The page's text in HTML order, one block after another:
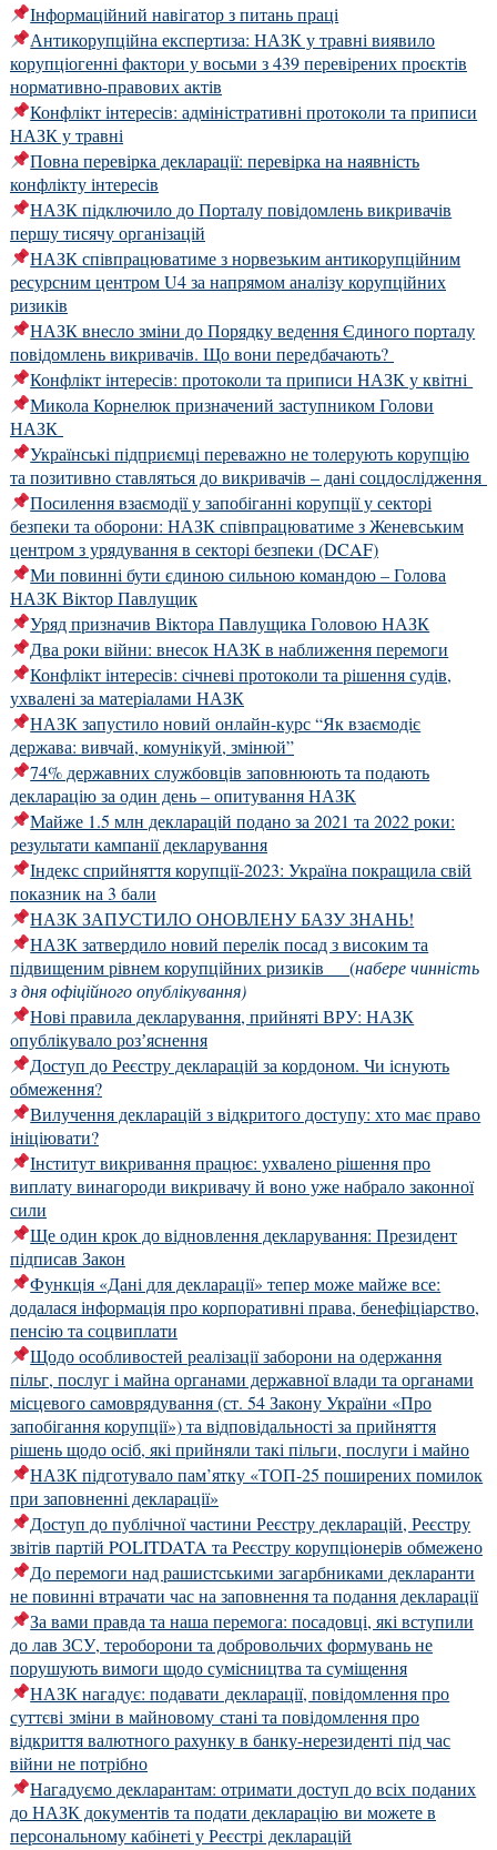
Інформаційний навігатор з питань праці
Антикорупційна експертиза: НАЗК у травні виявило
корупціогенні фактори у восьми з 439 перевірених проєктів
нормативно-правових актів
Конфлікт інтересів: адміністративні протоколи та приписи
НАЗК у травні
Повна перевірка декларації: перевірка на наявність
конфлікту інтересів
НАЗК підключило до Порталу повідомлень викривачів
першу тисячу організацій
НАЗК співпрацюватиме з норвезьким антикорупційним
ресурсним центром U4 за напрямом аналізу корупційних
ризиків
НАЗК внесло зміни до Порядку ведення Єдиного порталу
повідомлень викривачів. Що вони передбачають?
Конфлікт інтересів: протоколи та приписи НАЗК у квітні
Микола Корнелюк призначений заступником Голови
НАЗК
Українські підприємці переважно не толерують корупцію
та позитивно ставляться до викривачів – дані соцдослідження
Посилення взаємодії у запобіганні корупції у секторі
безпеки та оборони: НАЗК співпрацюватиме з Женевським
центром з урядування в секторі безпеки (DCAF)
Ми повинні бути єдиною сильною командою – Голова
НАЗК Віктор Павлущик
Уряд призначив Віктора Павлущика Головою НАЗК
Два роки війни: внесок НАЗК в наближення перемоги
Конфлікт інтересів: січневі протоколи та рішення судів,
ухвалені за матеріалами НАЗК
НАЗК запустило новий онлайн-курс “Як взаємодіє
держава: вивчай, комунікуй, змінюй”
74% державних службовців заповнюють та подають
декларацію за один день – опитування НАЗК
Майже 1.5 млн декларацій подано за 2021 та 2022 роки:
результати кампанії декларування
Індекс сприйняття корупції-2023: Україна покращила свій
показник на 3 бали
НАЗК ЗАПУСТИЛО ОНОВЛЕНУ БАЗУ ЗНАНЬ!
НАЗК затвердило новий перелік посад з високим та
підвищеним рівнем корупційних ризиків (набере чинність
з дня офіційного опублікування)
Нові правила декларування, прийняті ВРУ: НАЗК
опублікувало розʼяснення
Доступ до Реєстру декларацій за кордоном. Чи існують
обмеження?
Вилучення декларацій з відкритого доступу: хто має право
ініціювати?
Інститут викривання працює: ухвалено рішення про
виплату винагороди викривачу й воно уже набрало законної
сили
Ще один крок до відновлення декларування: Президент
підписав Закон
Функція «Дані для декларації» тепер може майже все:
додалася інформація про корпоративні права, бенефіціарство,
пенсію та соцвиплати
Щодо особливостей реалізації заборони на одержання
пільг, послуг і майна органами державної влади та органами
місцевого самоврядування (ст. 54 Закону України «Про
запобігання корупції») та відповідальності за прийняття
рішень щодо осіб, які прийняли такі пільги, послуги і майно
НАЗК підготувало пам’ятку «ТОП-25 поширених помилок
при заповненні декларації»
Доступ до публічної частини Реєстру декларацій, Реєстру
звітів партій POLITDATA та Реєстру корупціонерів обмежено
До перемоги над рашистськими загарбниками декларанти
не повинні втрачати час на заповнення та подання декларації
За вами правда та наша перемога: посадовці, які вступили
до лав ЗСУ, тероборони та добровольчих формувань не
порушують вимоги щодо сумісництва та суміщення
НАЗК нагадує: подавати декларації, повідомлення про
суттєві зміни в майновому стані та повідомлення про
відкриття валютного рахунку в банку-нерезиденті під час
війни не потрібно
Нагадуємо декларантам: отримати доступ до всіх поданих
до НАЗК документів та подати декларацію ви можете в
персональному кабінеті у Реєстрі декларацій